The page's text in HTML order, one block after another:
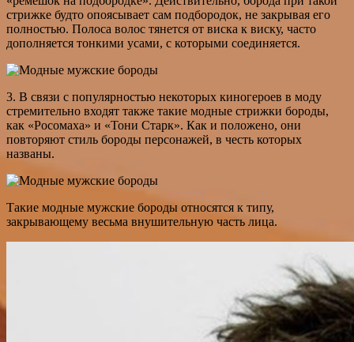
стрижке будто опоясывает сам подбородок, не закрывая его
полностью. Полоса волос тянется от виска к виску, часто
дополняется тонкими усами, с которыми соединяется.
3. В связи с популярностью некоторых киногероев в моду
стремительно входят также такие модные стрижки бороды,
как «Росомаха» и «Тони Старк». Как и положено, они
повторяют стиль бороды персонажей, в честь которых
названы.
Такие модные мужские бороды относятся к типу,
закрывающему весьма внушительную часть лица.